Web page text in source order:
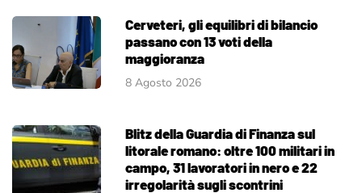
Cerveteri, gli equilibri di bilancio
passano con 13 voti della
maggioranza
8 Agosto 2026
Blitz della Guardia di Finanza sul
litorale romano: oltre 100 militari in
campo, 31 lavoratori in nero e 22
irregolarità sugli scontrini